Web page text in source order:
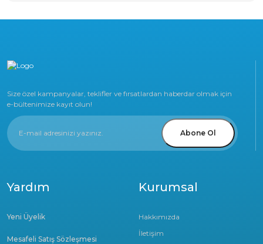
Size özel kampanyalar, teklifler ve fırsatlardan haberdar olmak için
e-bültenimize kayıt olun!
Abone Ol
Kurumsal
Hakkımızda
İletişim
Yardım
Yeni Üyelik
Mesafeli Satış Sözleşmesi